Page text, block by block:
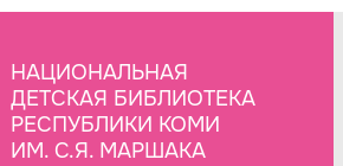
НАЦИОНАЛЬНАЯ
ДЕТСКАЯ БИБЛИОТЕКА
РЕСПУБЛИКИ КОМИ
ИМ. С.Я. МАРШАКА